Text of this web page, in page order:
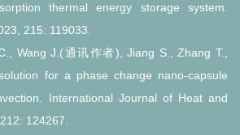
thermal energy storage system.
215: 119033.
Wang J.(通讯作者), Jiang S., Zhang T.,
for a phase change nano-capsule
International Journal of Heat and
124267.